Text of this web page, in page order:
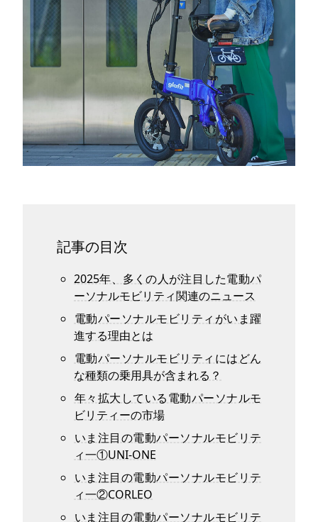
記事の目次
2025年、多くの人が注目した電動パ
ーソナルモビリティ関連のニュース
電動パーソナルモビリティがいま躍
進する理由とは
電動パーソナルモビリティにはどん
な種類の乗用具が含まれる？
年々拡大している電動パーソナルモ
ビリティーの市場
いま注目の電動パーソナルモビリテ
ィ一①UNI-ONE
いま注目の電動パーソナルモビリテ
ィ一②CORLEO
いま注目の電動パーソナルモビリテ